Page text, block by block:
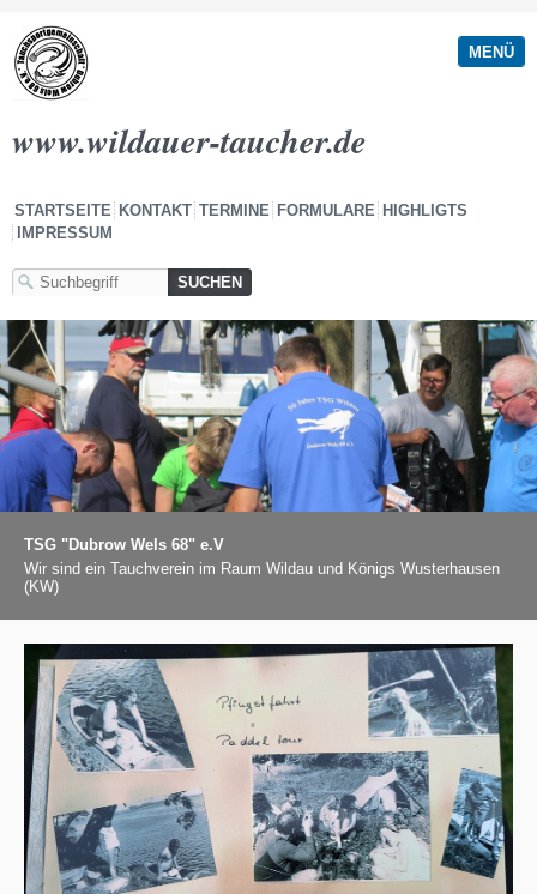
MENÜ
www.wildauer-taucher.de
STARTSEITE KONTAKT TERMINE FORMULARE HIGHLIGTS
IMPRESSUM
TSG "Dubrow Wels 68" e.V
Wir sind ein Tauchverein im Raum Wildau und Königs Wusterhausen
(KW)